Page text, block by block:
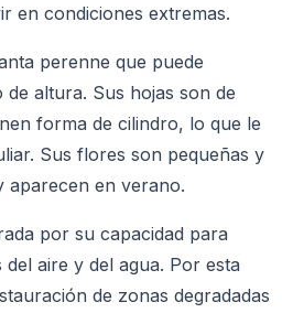
en condiciones extremas.
perenne que puede
altura. Sus hojas son de
forma de cilindro, lo que le
Sus flores son pequeñas y
en verano.
por su capacidad para
aire y del agua. Por esta
de zonas degradadas